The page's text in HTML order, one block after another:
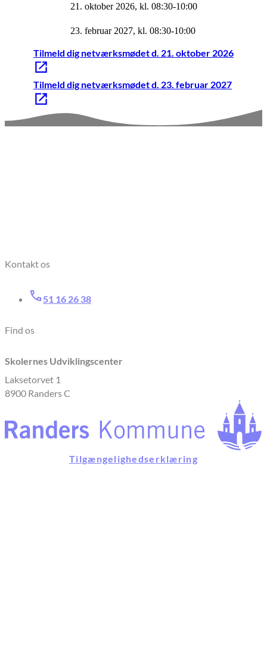
21. oktober 2026, kl. 08:30-10:00
23. februar 2027, kl. 08:30-10:00
Tilmeld dig netværksmødet d. 21. oktober 2026
Tilmeld dig netværksmødet d. 23. februar 2027
Kontakt os
51 16 26 38
Find os
Skolernes Udviklingscenter
Laksetorvet 1
8900 Randers C
Tilgængelighedserklæring